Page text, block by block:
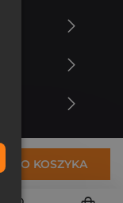
DO KOSZYKA